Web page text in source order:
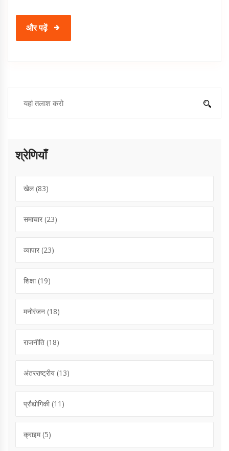
और पढ़ें
श्रेणियाँ
खेल(83)
समाचार (23)
व्यापार (23)
शिक्षा(19)
मनोरंजन (18)
राजनीति (18)
अंतरराष्ट्रीय (13)
प्रौद्योगिकी(11)
क्राइम(5)